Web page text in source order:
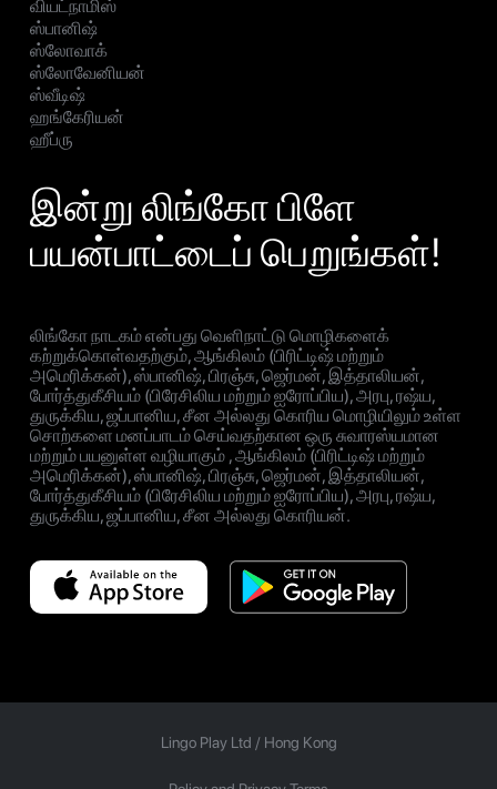
வியட்நாமிஸ்
ஸ்பானிஷ்
ஸ்லோவாக்
ஸ்லோவேனியன்
ஸ்வீடிஷ்
ஹங்கேரியன்
ஹீப்ரு
இன்று லிங்கோ பிளே
பயன்பாட்டைப் பெறுங்கள்!
லிங்கோ நாடகம் என்பது வெளிநாட்டு மொழிகளைக்
கற்றுக்கொள்வதற்கும், ஆங்கிலம் (பிரிட்டிஷ் மற்றும்
அமெரிக்கன்), ஸ்பானிஷ், பிரஞ்சு, ஜெர்மன், இத்தாலியன்,
போர்த்துகீசியம் (பிரேசிலிய மற்றும் ஐரோப்பிய), அரபு, ரஷ்ய,
துருக்கிய, ஜப்பானிய, சீன அல்லது கொரிய மொழியிலும் உள்ள
சொற்களை மனப்பாடம் செய்வதற்கான ஒரு சுவாரஸ்யமான
மற்றும் பயனுள்ள வழியாகும் , ஆங்கிலம் (பிரிட்டிஷ் மற்றும்
அமெரிக்கன்), ஸ்பானிஷ், பிரஞ்சு, ஜெர்மன், இத்தாலியன்,
போர்த்துகீசியம் (பிரேசிலிய மற்றும் ஐரோப்பிய), அரபு, ரஷ்ய,
துருக்கிய, ஜப்பானிய, சீன அல்லது கொரியன்.
Lingo Play Ltd / Hong Kong